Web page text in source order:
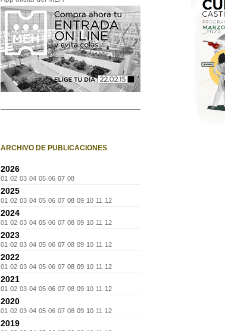
ARCHIVO DE PUBLICACIONES
2026
01 02 03 04 05 06 07 08
2025
01 02 03 04 05 06 07 08 09 10 11 12
2024
01 02 03 04 05 06 07 08 09 10 11 12
2023
01 02 03 04 05 06 07 08 09 10 11 12
2022
01 02 03 04 05 06 07 08 09 10 11 12
2021
01 02 03 04 05 06 07 08 09 10 11 12
2020
01 02 03 04 05 06 07 08 09 10 11 12
2019